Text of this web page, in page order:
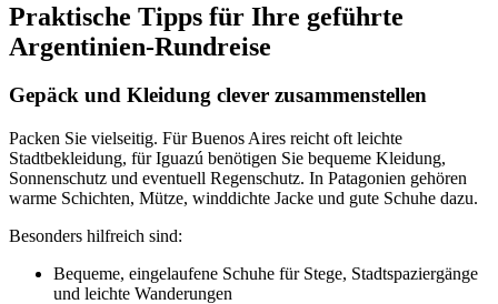
Praktische Tipps für Ihre geführte
Argentinien-Rundreise
Gepäck und Kleidung clever zusammenstellen
Packen Sie vielseitig. Für Buenos Aires reicht oft leichte
Stadtbekleidung, für Iguazú benötigen Sie bequeme Kleidung,
Sonnenschutz und eventuell Regenschutz. In Patagonien gehören
warme Schichten, Mütze, winddichte Jacke und gute Schuhe dazu.
Besonders hilfreich sind:
Bequeme, eingelaufene Schuhe für Stege, Stadtspaziergänge
und leichte Wanderungen